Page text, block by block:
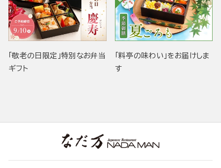
「敬老の日限定」特別なお弁当
ギフト
「料亭の味わい」をお届けしま
す